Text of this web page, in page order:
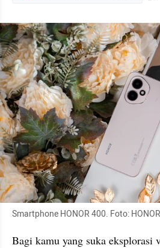
Smartphone HONOR 400. Foto: HONOR
Bagi kamu yang suka eksplorasi